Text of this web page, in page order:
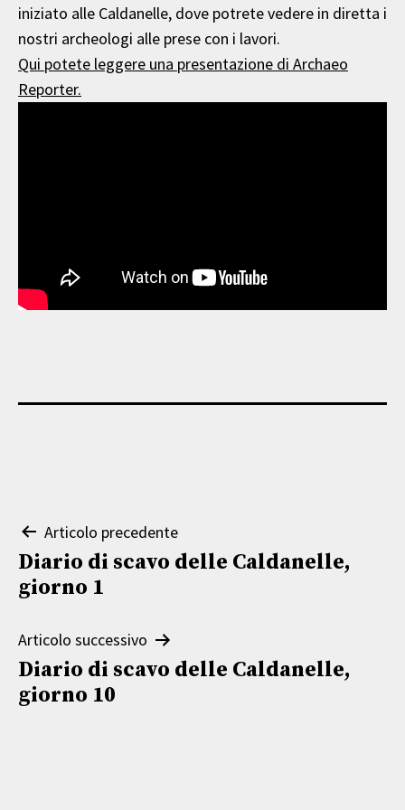
iniziato alle Caldanelle, dove potrete vedere in diretta i
nostri archeologi alle prese con i lavori.
Qui potete leggere una presentazione di Archaeo
Reporter.
Navigazione
articoli
Articolo precedente
Diario di scavo delle Caldanelle,
giorno 1
Articolo successivo
Diario di scavo delle Caldanelle,
giorno 10